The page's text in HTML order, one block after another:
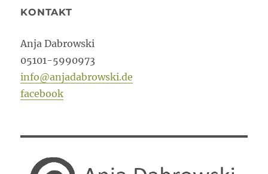
KONTAKT
Anja Dabrowski
05101-5990973
info@anjadabrowski.de
facebook